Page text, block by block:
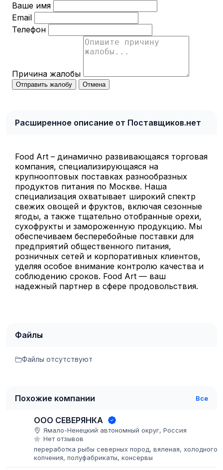
Ваше имя
Email
Телефон
Причина жалобы
Отправить жалобу Отмена
Расширенное описание от Поставщиков.нет
Food Art – динамично развивающаяся торговая
компания, специализирующаяся на
крупнооптовых поставках разнообразных
продуктов питания по Москве. Наша
специализация охватывает широкий спектр
свежих овощей и фруктов, включая сезонные
ягоды, а также тщательно отобранные орехи,
сухофрукты и замороженную продукцию. Мы
обеспечиваем бесперебойные поставки для
предприятий общественного питания,
розничных сетей и корпоративных клиентов,
уделяя особое внимание контролю качества и
соблюдению сроков. Food Art — ваш
надежный партнер в сфере продовольствия.
Файлы
Файлы отсутствуют
Похожие компании Все
ООО СЕВЕРЯНКА
Ямало-Ненецкий автономный округ, Россия
Нет отзывов
переработка рыбы северных пород, вяленая, холодного
копчения, полуфабрикаты, консервы